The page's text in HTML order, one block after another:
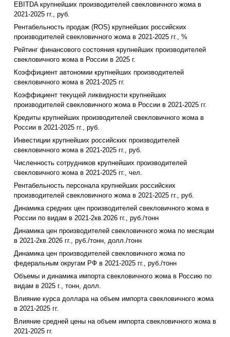
EBITDA крупнейших производителей свекловичного жома в
2021-2025 гг., руб.
Рентабельность продаж (ROS) крупнейших российских
производителей свекловичного жома в 2021-2025 гг., %
Рейтинг финансового состояния крупнейших производителей
свекловичного жома в России в 2025 г.
Коэффициент автономии крупнейших производителей
свекловичного жома в 2021-2025 гг.
Коэффициент текущей ликвидности крупнейших
производителей свекловичного жома в России в 2021-2025 гг.
Кредиты крупнейших производителей свекловичного жома в
России в 2021-2025 гг., руб.
Инвестиции крупнейших российских производителей
свекловичного жома в 2021-2025 гг., руб.
Численность сотрудников крупнейших производителей
свекловичного жома в 2021-2025 гг., чел.
Рентабельность персонала крупнейших российских
производителей свекловичного жома в 2021-2025 гг., руб.
Динамика средних цен производителей свекловичного жома в
России по видам в 2021-2кв.2026 гг., руб./тонн
Динамика цен производителей свекловичного жома по месяцам
в 2021-2кв.2026 гг., руб./тонн, долл./тонн
Динамика цен производителей свекловичного жома по
федеральным округам РФ в 2021-2025 гг., руб./тонн
Объемы и динамика импорта свекловичного жома в Россию по
видам в 2025 г., тонн, долл.
Влияние курса доллара на объем импорта свекловичного жома
в 2021-2025 гг.
Влияние средней цены на объем импорта свекловичного жома в
2021-2025 гг.